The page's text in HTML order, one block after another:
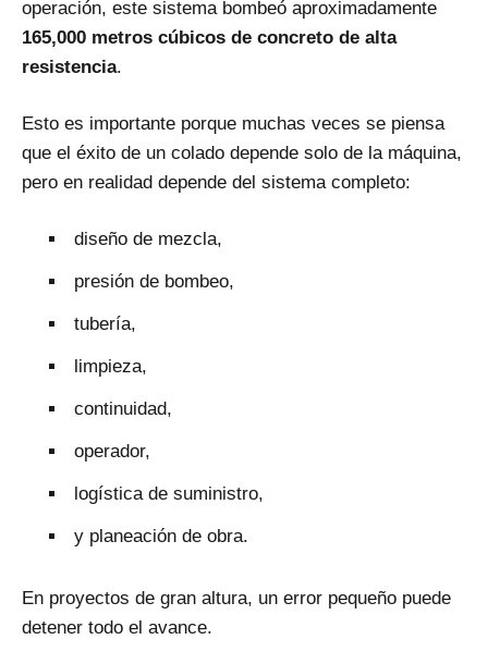
operación, este sistema bombeó aproximadamente
165,000 metros cúbicos de concreto de alta
resistencia.
Esto es importante porque muchas veces se piensa
que el éxito de un colado depende solo de la máquina,
pero en realidad depende del sistema completo:
diseño de mezcla,
presión de bombeo,
tubería,
limpieza,
continuidad,
operador,
logística de suministro,
y planeación de obra.
En proyectos de gran altura, un error pequeño puede
detener todo el avance.